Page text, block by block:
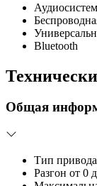
Bluetooth
Общая
Тип привода
Разгон от 0